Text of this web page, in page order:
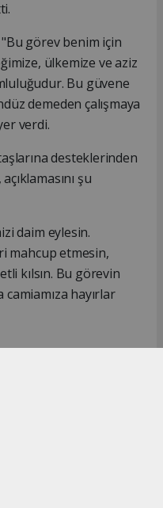
"Bu görev benim için
ülkemize ve aziz
Bu güvene
demeden çalışmaya
verdi.
desteklerinden
şu
daim eylesin.
mahcup etmesin,
kılsın. Bu görevin
hayırlar